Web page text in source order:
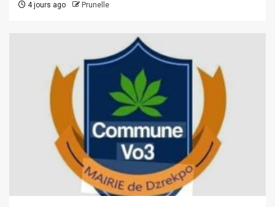
4 jours ago Prunelle